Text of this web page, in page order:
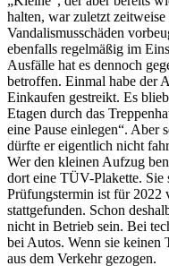
halten, war zuletzt
Vandalismusschäden
ebenfalls regelmäßig im
Ausfälle hat es dennoch
betroffen. Einmal habe der
Einkaufen gestreikt. Es
Etagen durch das
eine Pause einlegen“. Aber
dürfte er eigentlich nicht
Wer den kleinen Aufzug
dort eine TÜV-Plakette. Sie
Prüfungstermin ist für 2022
stattgefunden. Schon
nicht in Betrieb sein. Bei
bei Autos. Wenn sie keinen
aus dem Verkehr gezogen.